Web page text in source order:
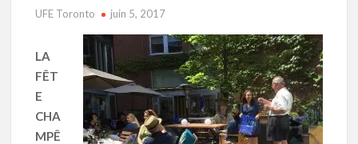
UFE Toronto juin 5, 2017
LA
FÊT
E
CHA
MPÊ